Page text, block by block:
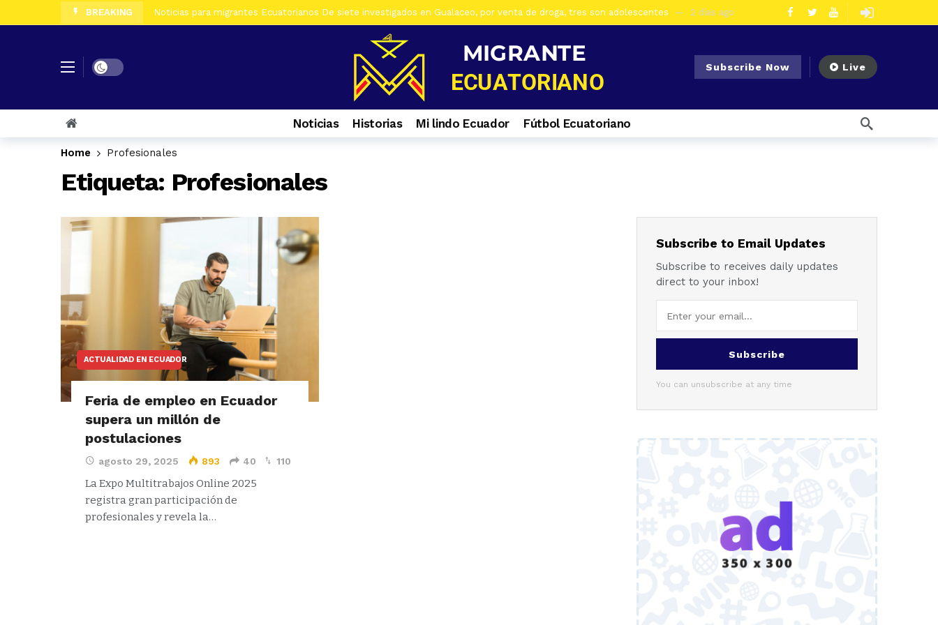
BREAKING Noticias para migrantes Ecuatorianos De siete investigados en Gualaceo, por venta de droga, tres son adolescentes 2 días ago
Noticias para migrantes Ecuatorianos Al menos 7 heridos por accidente de tránsito en el ingreso a Zhiña, en la vía Cuenca – Loja
Noticias para migrantes Ecuatorianos Cinco farmacias clausuradas por comercializar productos irregulares en Azogues 3 días ago
Noticias para migrantes Ecuatorianos Casa era utilizada para almacenar armas en La Troncal. Hay una mujer detenida 3 días ago
Noticias para migrantes Ecuatorianos Cuatro ciudadanos vinculados a Los Águilas son detenidos en La Troncal por presunto tráfico de droga
Noticias para migrantes Ecuatorianos Contactos de emergencia para quienes caminan a El Cisne 7 días ago
Noticias para migrantes Ecuatorianos Culminan mantenimiento de la Central Hidroeléctrica Mazar
Dark mode Subscribe Now Live
Noticias Historias Mi lindo Ecuador Fútbol Ecuatoriano
Home Profesionales
Etiqueta: Profesionales
ACTUALIDAD EN ECUADOR
Feria de empleo en Ecuador
supera un millón de
postulaciones
agosto 29, 2025 893 40 110
La Expo Multitrabajos Online 2025
registra gran participación de
profesionales y revela la…
Subscribe to Email Updates
Subscribe to receives daily updates
direct to your inbox!
Subscribe
You can unsubscribe at any time